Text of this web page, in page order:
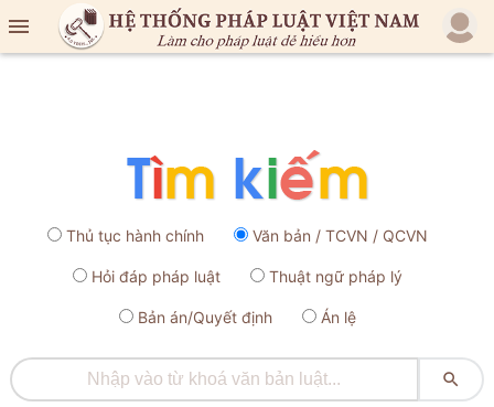

Thủ tục hành chính Văn bản / TCVN / QCVN
Hỏi đáp pháp luật Thuật ngữ pháp lý
Bản án/Quyết định Án lệ
